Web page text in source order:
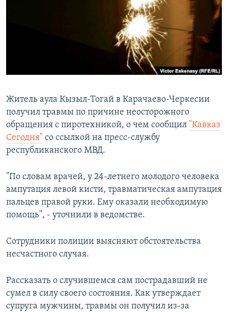
ПОДПИШИТЕСЬ НА РАССЫЛКУ
Все сайты РСЕ/РС
Житель аула Кызыл-Тогай в Карачаево-Черкесии
получил травмы по причине неосторожного
обращения с пиротехникой, о чем сообщил "Кавказ
Сегодня" со ссылкой на пресс-службу
республиканского МВД.
"По словам врачей, у 24-летнего молодого человека
ампутация левой кисти, травматическая ампутация
пальцев правой руки. Ему оказали необходимую
помощь", - уточнили в ведомстве.
Сотрудники полиции выясняют обстоятельства
несчастного случая.
Рассказать о случившемся сам пострадавший не
сумел в силу своего состояния. Как утверждает
супруга мужчины, травмы он получил из-за